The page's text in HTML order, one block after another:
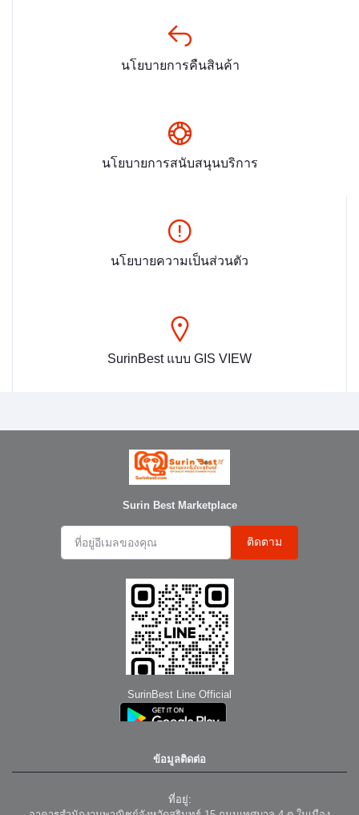
นโยบายการคืนสินค้า
นโยบายการสนับสนุนบริการ
นโยบายความเป็นส่วนตัว
SurinBest แบบ GIS VIEW
Surin Best Marketplace
ติดตาม
SurinBest Line Official
ข้อมูลติดต่อ
ที่อยู่: